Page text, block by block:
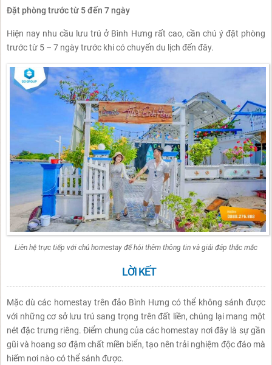
Đặt phòng trước từ 5 đến 7 ngày
Hiện nay nhu cầu lưu trú ở Bình Hưng rất cao, cần chú ý đặt phòng
trước từ 5 – 7 ngày trước khi có chuyến du lịch đến đây.
Liên hệ trực tiếp với chủ homestay để hỏi thêm thông tin và giải đáp thắc mắc
LỜI KẾT
Mặc dù các homestay trên đảo Bình Hưng có thể không sánh được
với những cơ sở lưu trú sang trọng trên đất liền, chúng lại mang một
nét đặc trưng riêng. Điểm chung của các homestay nơi đây là sự gần
gũi và hoang sơ đậm chất miền biển, tạo nên trải nghiệm độc đáo mà
hiếm nơi nào có thể sánh được.